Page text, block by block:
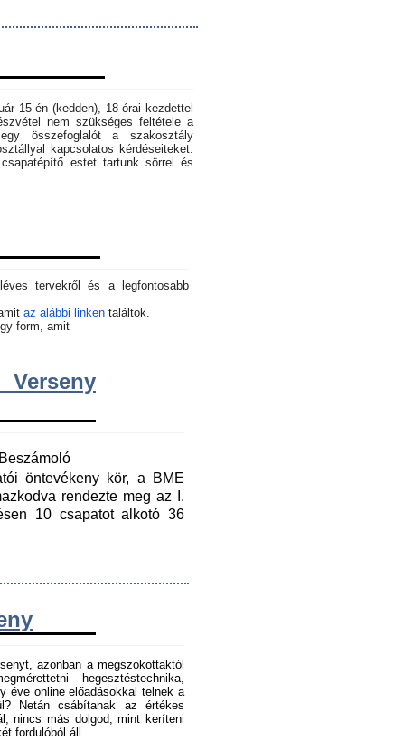
15-én (kedden), 18 órai kezdettel
nem szükséges feltétele a
összefoglalót a szakosztály
kapcsolatos kérdéseiteket.
estet tartunk sörrel és
tervekről és a legfontosabb
az alábbi linken találtok.
form, amit
öntevékeny kör, a BME
rendezte meg az I.
10 csapatot alkotó 36
azonban a megszokottaktól
hegesztéstechnika,
éve online előadásokkal telnek a
Netán csábítanak az értékes
nincs más dolgod, mint keríteni
fordulóból áll